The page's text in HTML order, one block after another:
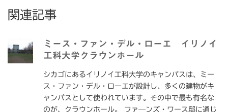
関連記事
ミース・ファン・デル・ローエ イリノイ
工科大学クラウンホール
シカゴにあるイリノイ工科大学のキャンパスは、ミー
ス・ファン・デル・ローエが設計し、多くの建物がキ
ャンパスとして使われています。その中で最も有名な
のが、クラウンホール。 ファ―ンズ・ワース邸に通じ